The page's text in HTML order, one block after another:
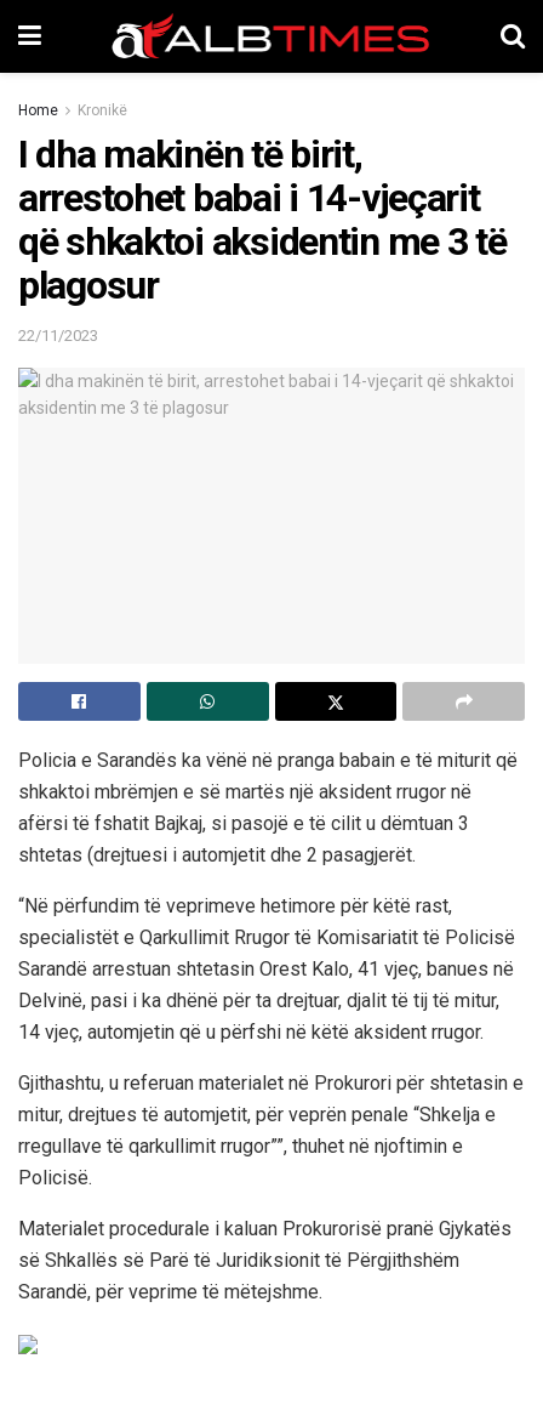
Home Kronikë
I dha makinën të birit,
arrestohet babai i 14-vjeçarit
që shkaktoi aksidentin me 3 të
plagosur
22/11/2023
Policia e Sarandës ka vënë në pranga babain e të miturit që
shkaktoi mbrëmjen e së martës një aksident rrugor në
afërsi të fshatit Bajkaj, si pasojë e të cilit u dëmtuan 3
shtetas (drejtuesi i automjetit dhe 2 pasagjerët.
“Në përfundim të veprimeve hetimore për këtë rast,
specialistët e Qarkullimit Rrugor të Komisariatit të Policisë
Sarandë arrestuan shtetasin Orest Kalo, 41 vjeç, banues në
Delvinë, pasi i ka dhënë për ta drejtuar, djalit të tij të mitur,
14 vjeç, automjetin që u përfshi në këtë aksident rrugor.
Gjithashtu, u referuan materialet në Prokurori për shtetasin e
mitur, drejtues të automjetit, për veprën penale “Shkelja e
rregullave të qarkullimit rrugor””, thuhet në njoftimin e
Policisë.
Materialet procedurale i kaluan Prokurorisë pranë Gjykatës
së Shkallës së Parë të Juridiksionit të Përgjithshëm
Sarandë, për veprime të mëtejshme.